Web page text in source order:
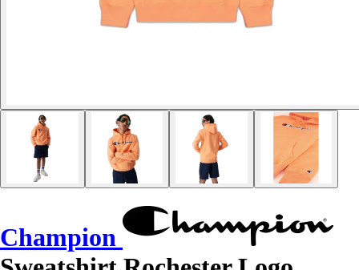
Champion